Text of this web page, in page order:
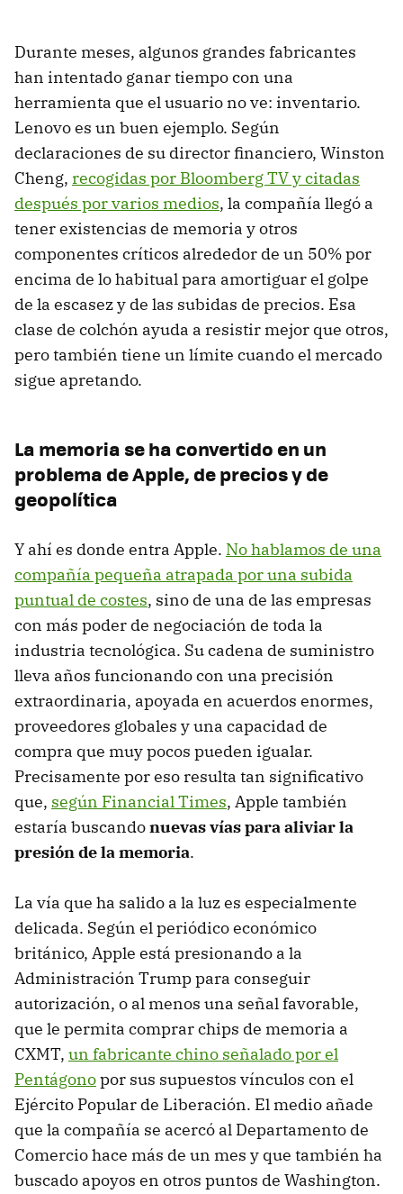
Durante meses, algunos grandes fabricantes
han intentado ganar tiempo con una
herramienta que el usuario no ve: inventario.
Lenovo es un buen ejemplo. Según
declaraciones de su director financiero, Winston
Cheng, recogidas por Bloomberg TV y citadas
después por varios medios, la compañía llegó a
tener existencias de memoria y otros
componentes críticos alrededor de un 50% por
encima de lo habitual para amortiguar el golpe
de la escasez y de las subidas de precios. Esa
clase de colchón ayuda a resistir mejor que otros,
pero también tiene un límite cuando el mercado
sigue apretando.
La memoria se ha convertido en un
problema de Apple, de precios y de
geopolítica
Y ahí es donde entra Apple. No hablamos de una
compañía pequeña atrapada por una subida
puntual de costes, sino de una de las empresas
con más poder de negociación de toda la
industria tecnológica. Su cadena de suministro
lleva años funcionando con una precisión
extraordinaria, apoyada en acuerdos enormes,
proveedores globales y una capacidad de
compra que muy pocos pueden igualar.
Precisamente por eso resulta tan significativo
que, según Financial Times, Apple también
estaría buscandonuevas vías para aliviar la
presión de la memoria.
La vía que ha salido a la luz es especialmente
delicada. Según el periódico económico
británico, Apple está presionando a la
Administración Trump para conseguir
autorización, o al menos una señal favorable,
que le permita comprar chips de memoria a
CXMT, un fabricante chino señalado por el
Pentágonopor sus supuestos vínculos con el
Ejército Popular de Liberación. El medio añade
que la compañía se acercó al Departamento de
Comercio hace más de un mes y que también ha
buscado apoyos en otros puntos de Washington.